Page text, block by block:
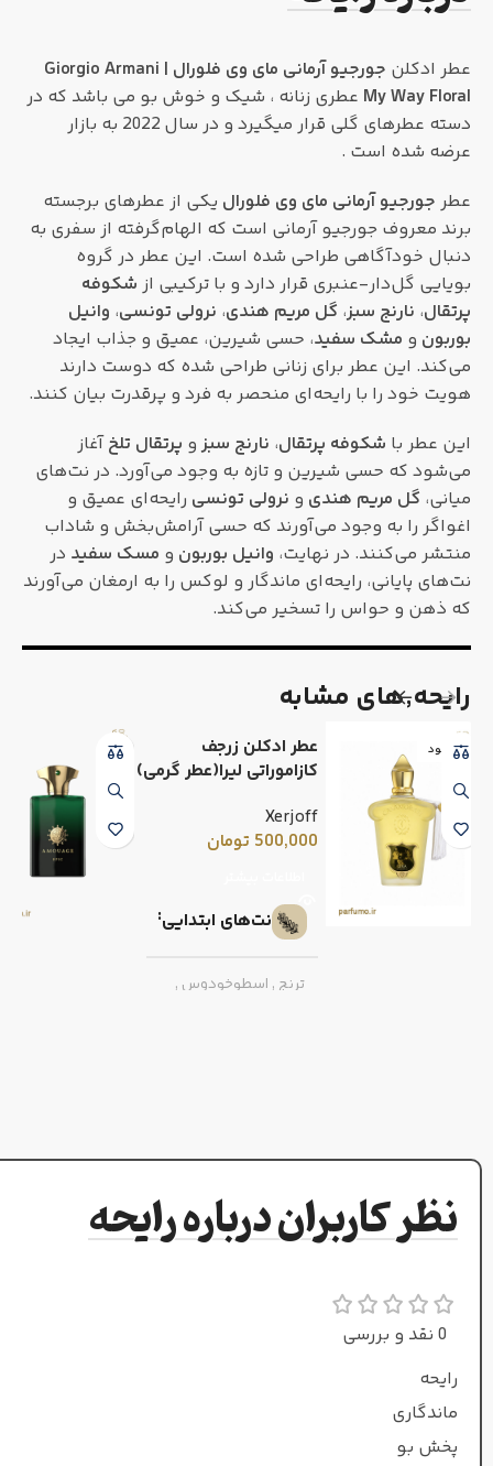
عطر ادکلن
جورجیو آرمانی مای وی فلورال | Giorgio Armani
My Way Floral عطری زنانه ، شیک و خوش بو می باشد که در
دسته عطرهای گلی قرار میگیرد و در سال 2022 به بازار
عرضه شده است .
عطر جورجیو آرمانی مای وی فلورال یکی از عطرهای برجسته
برند معروف جورجیو آرمانی است که الهام‌گرفته از سفری به
دنبال خودآگاهی طراحی شده است. این عطر در گروه
بویایی گل‌دار-عنبری قرار دارد و با ترکیبی از شکوفه
پرتقال، نارنج سبز، گل مریم هندی، نرولی تونسی، وانیل
بوربون و مشک سفید، حسی شیرین، عمیق و جذاب ایجاد
می‌کند. این عطر برای زنانی طراحی شده که دوست دارند
هویت خود را با رایحه‌ای منحصر به فرد و پرقدرت بیان کنند.
این عطر با شکوفه پرتقال، نارنج سبزو پرتقال تلخآغاز
می‌شود که حسی شیرین و تازه به وجود می‌آورد. در نت‌های
میانی، گل مریم هندی و نرولی تونسی رایحه‌ای عمیق و
اغواگر را به وجود می‌آورند که حسی آرامش‌بخش و شاداب
منتشر می‌کنند. در نهایت، وانیل بوربون و مسک سفید در
نت‌های پایانی، رایحه‌ای ماندگار و لوکس را به ارمغان می‌آورند
که ذهن و حواس را تسخیر می‌کند.
رایحه٬های مشابه
ناموجود
عطر ادکلن زرجف
کازاموراتی لیرا(عطر گرمی)
Xerjoff
500,000 تومان
نت‌های ابتدایی
ترنج , اسطوخودوس ,
یاسمن بزرگیا
نت‌های پایه
نظر کاربران درباره رایحه
0 نقد و بررسی
رایحه
ماندگاری
پخش بو